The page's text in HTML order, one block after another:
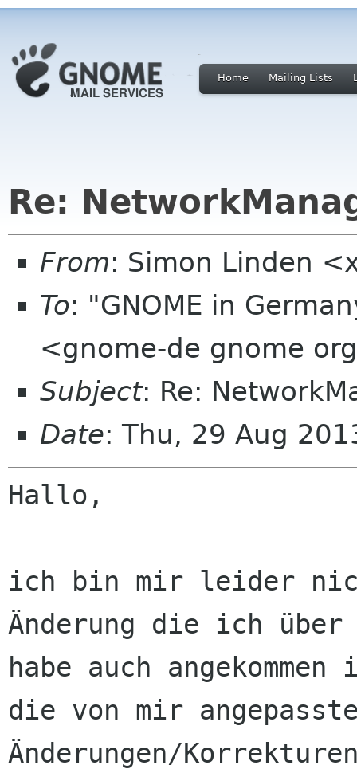
Home Mailing Lists
Re:
From: Simon Linden
To: "GNOME in
<gnome-de gnome
Subject: Re:
Date: Thu, 29 Aug
Hallo,
ich bin mir leider
Änderung die ich
habe auch
die von mir
Änderungen/